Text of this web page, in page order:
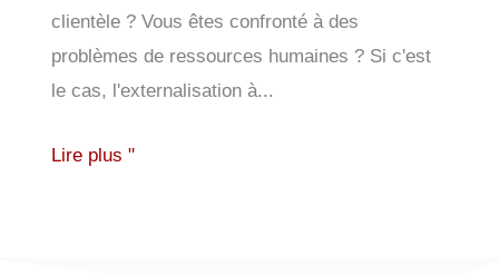
clientèle ? Vous êtes confronté à des
problèmes de ressources humaines ? Si c'est
le cas, l'externalisation à...
Lire plus "